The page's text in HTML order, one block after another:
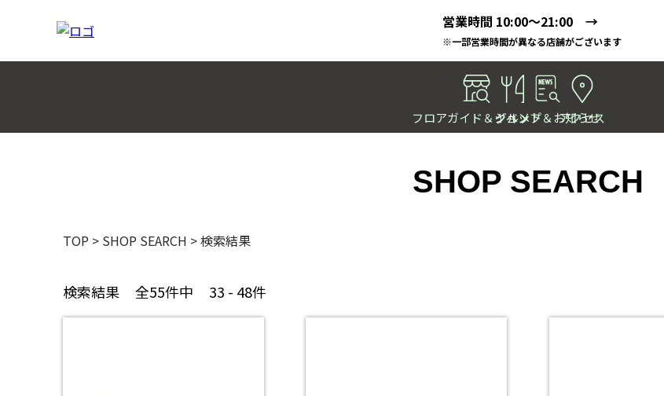
営業時間 10:00～21:00 →
※一部営業時間が異なる店舗がございます
フロアガイド＆ショップ
グルメ
イベント＆お知らせ
アクセス
SHOP SEARCH
TOP > SHOP SEARCH >検索結果
検索結果 全55件中 33 - 48件